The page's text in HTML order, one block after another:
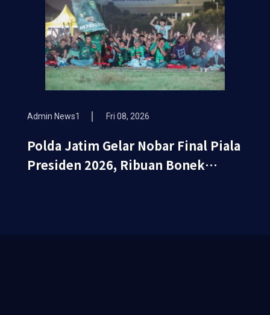
Admin News1 Fri 08, 2026
Polda Jatim Gelar Nobar Final Piala
Presiden 2026, Ribuan Bonek